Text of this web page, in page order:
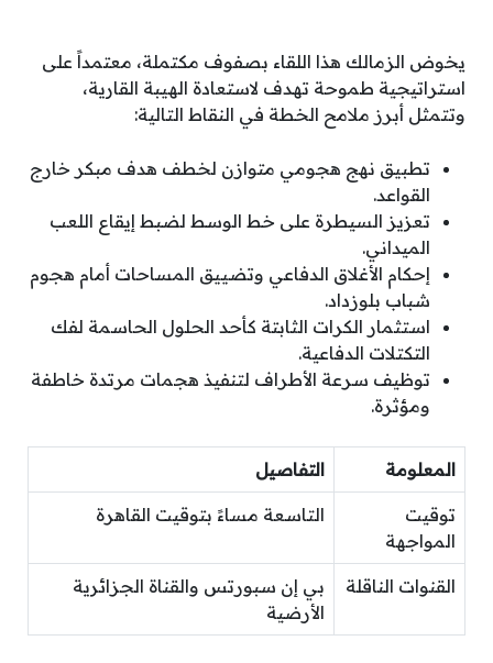
يخوض الزمالك هذا اللقاء بصفوف مكتملة، معتمداً على
استراتيجية طموحة تهدف لاستعادة الهيبة القارية،
وتتمثل أبرز ملامح الخطة في النقاط التالية:
تطبيق نهج هجومي متوازن لخطف هدف مبكر خارج
القواعد.
تعزيز السيطرة على خط الوسط لضبط إيقاع اللعب
الميداني.
إحكام الأغلاق الدفاعي وتضييق المساحات أمام هجوم
شباب بلوزداد.
استثمار الكرات الثابتة كأحد الحلول الحاسمة لفك
التكتلات الدفاعية.
توظيف سرعة الأطراف لتنفيذ هجمات مرتدة خاطفة
ومؤثرة.
المعلومة التفاصيل
توقيت
المواجهة
التاسعة مساءً بتوقيت القاهرة
القنوات الناقلة
بي إن سبورتس والقناة الجزائرية
الأرضية